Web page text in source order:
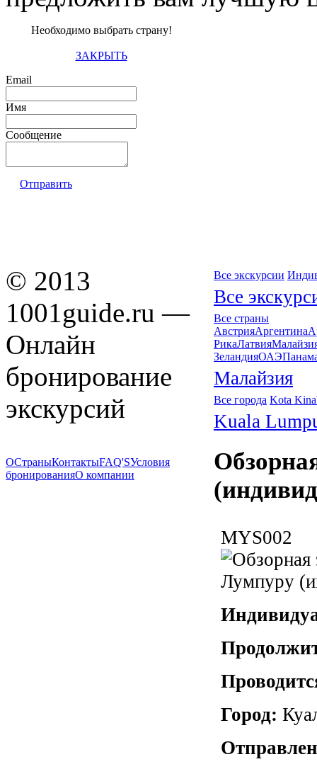
Необходимо выбрать страну!
ЗАКРЫТЬ
Email
Имя
Сообщение
Отправить
Все экскурсии
Все
Все страны
АвстрияАргентина
РикаЛатвия
ЗеландияОАЭ
Малайзия
Все города Kota
Kuala
MYS002
Город:
© 2013
1001guide.ru —
Онлайн
бронирование
экскурсий
ОСтраныКонтактыFAQ'SУсловия
бронированияО компании